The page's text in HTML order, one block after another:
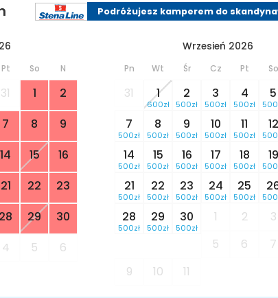
Podróżujesz kamperem do
Pt So N
31 1
2
7 8
9
14 15
16
21 22
23
28 29
30
4 5 6
Wrzesień 2026
Pn Wt Śr Cz Pt So
31 1
600zł
2
500zł
3
500zł
4
500zł
5
7
500zł
8
500zł
9
500zł
10
500zł
11
500zł
12
14
500zł
15
500zł
16
500zł
17
500zł
18
500zł
19
21
500zł
22
500zł
23
500zł
24
500zł
25
500zł
28
500zł
29
500zł
30
500zł
1 2 3
5
6 7
9
10 11